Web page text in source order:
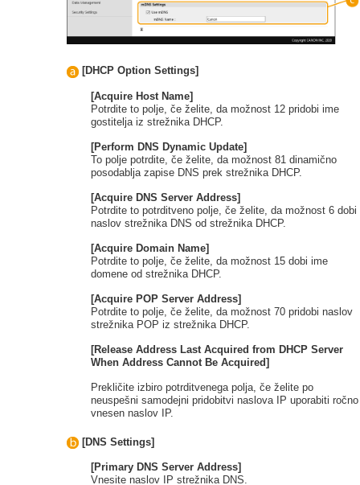
[DHCP Option Settings]
[Acquire Host Name]
Potrdite to polje, če želite, da možnost 12 pridobi ime
gostitelja iz strežnika DHCP.
[Perform DNS Dynamic Update]
To polje potrdite, če želite, da možnost 81 dinamično
posodablja zapise DNS prek strežnika DHCP.
[Acquire DNS Server Address]
Potrdite to potrditveno polje, če želite, da možnost 6 dobi
naslov strežnika DNS od strežnika DHCP.
[Acquire Domain Name]
Potrdite to polje, če želite, da možnost 15 dobi ime
domene od strežnika DHCP.
[Acquire POP Server Address]
Potrdite to polje, če želite, da možnost 70 pridobi naslov
strežnika POP iz strežnika DHCP.
[Release Address Last Acquired from DHCP Server
When Address Cannot Be Acquired]
Prekličite izbiro potrditvenega polja, če želite po
neuspešni samodejni pridobitvi naslova IP uporabiti ročno
vnesen naslov IP.
[DNS Settings]
[Primary DNS Server Address]
Vnesite naslov IP strežnika DNS.